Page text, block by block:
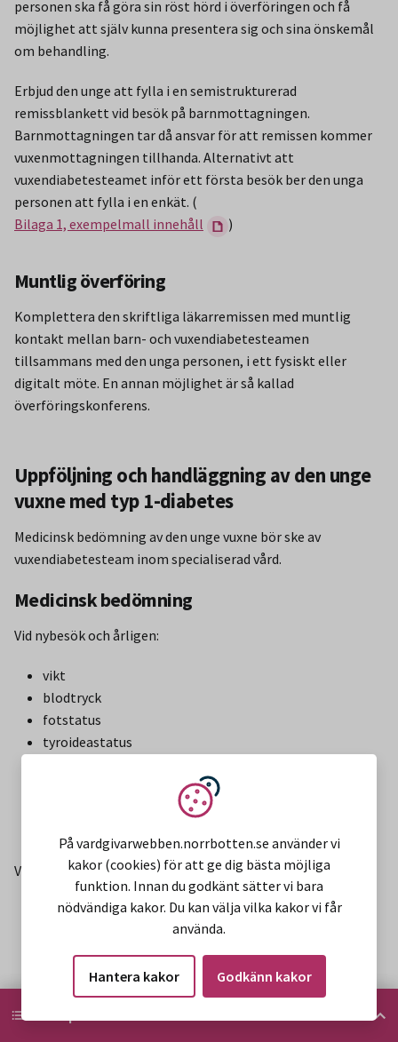
HITTA PÅ SIDAN
personen ska få göra sin röst hörd i överföringen och få
möjlighet att själv kunna presentera sig och sina önskemål
om behandling.
Erbjud den unge att fylla i en semistrukturerad
remissblankett vid besök på barnmottagningen.
Barnmottagningen tar då ansvar för att remissen kommer
vuxenmottagningen tillhanda. Alternativt att
vuxendiabetesteamet inför ett första besök ber den unga
personen att fylla i en enkät. (
Bilaga 1, exempelmall innehåll
)
Muntlig överföring
Komplettera den skriftliga läkarremissen med muntlig
kontakt mellan barn- och vuxendiabetesteamen
tillsammans med den unga personen, i ett fysiskt eller
digitalt möte. En annan möjlighet är så kallad
överföringskonferens.
Uppföljning och handläggning av den unge
vuxne med typ 1-diabetes
Medicinsk bedömning av den unge vuxne bör ske av
vuxendiabetesteam inom specialiserad vård.
Medicinsk bedömning
Vid nybesök och årligen:
vikt
blodtryck
fotstatus
tyroideastatus
mikroalbuminuriscreening
ögonbottenfotoscreening vartannat år eller vid
Vid återbesök (minst två gånger per år):
HbA1c
CGM-data (TIR, TIT, TBR, medelglukos,
standarddeviation av glukosvärden)
inspektion och palpation av
injektions-/infusionsställen och sensorställen.
Vi använder kakor
På vardgivarwebben.norrbotten.se använder vi
kakor (cookies) för att ge dig bästa möjliga
funktion. Innan du godkänt sätter vi bara
nödvändiga kakor. Du kan välja vilka kakor vi får
använda.
Hantera kakor Godkänn kakor